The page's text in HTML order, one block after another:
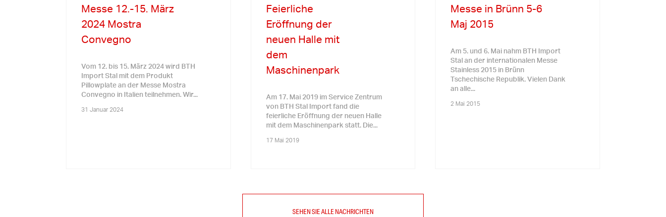
Messe 12.-15. März
2024 Mostra
Convegno
Vom 12. bis 15. März 2024 wird BTH
Import Stal mit dem Produkt
Pillowplate an der Messe Mostra
Convegno in Italien teilnehmen. Wir...
31 Januar 2024
Feierliche
Eröffnung der
neuen Halle mit
dem
Maschinenpark
Am 17. Mai 2019 im Service Zentrum
von BTH Stal Import fand die
feierliche Eröffnung der neuen Halle
mit dem Maschinenpark statt. Die...
17 Mai 2019
Messe in Brünn 5-6
Maj 2015
Am 5. und 6. Mai nahm BTH Import
Stal an der internationalen Messe
Stainless 2015 in Brünn
Tschechische Republik. Vielen Dank
an alle...
2 Mai 2015
SEHEN SIE ALLE NACHRICHTEN